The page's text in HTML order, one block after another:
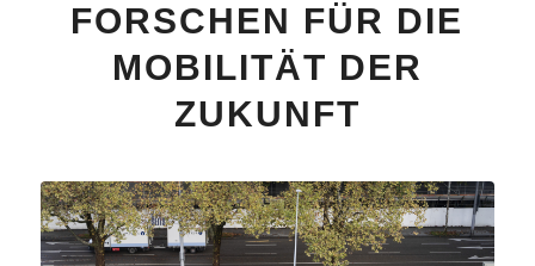
FORSCHEN FÜR DIE
MOBILITÄT DER
ZUKUNFT